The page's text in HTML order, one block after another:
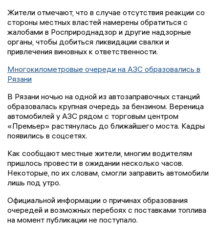
Жители отмечают, что в случае отсутствия реакции со
стороны местных властей намерены обратиться с
жалобами в Росприроднадзор и другие надзорные
органы, чтобы добиться ликвидации свалки и
привлечения виновных к ответственности.
Многокилометровые очереди на АЗС образовались в
Рязани
В Рязани ночью на одной из автозаправочных станций
образовалась крупная очередь за бензином. Вереница
автомобилей у АЗС рядом с торговым центром
«Премьер» растянулась до ближайшего моста. Кадры
появились в соцсетях.
Как сообщают местные жители, многим водителям
пришлось провести в ожидании несколько часов.
Некоторые, по их словам, смогли заправить автомобили
лишь под утро.
Официальной информации о причинах образования
очередей и возможных перебоях с поставками топлива
на момент публикации не поступало.